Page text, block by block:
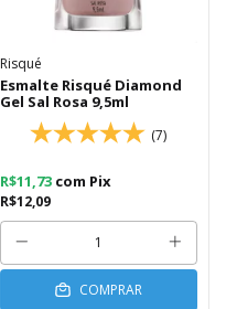
Risqué
Esmalte Risqué Diamond
Gel Sal Rosa 9,5ml
(7)
R$12,09
R$11,73 com Pix
COMPRAR